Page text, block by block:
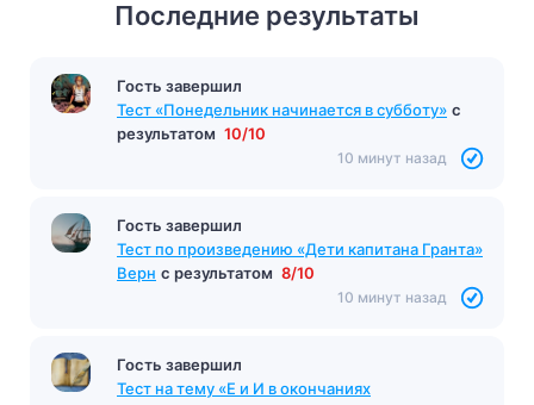
Последние результаты
Гость завершил
Тест «Понедельник начинается в субботу» с
результатом 10/10
10 минут назад
Гость завершил
Тест по произведению «Дети капитана Гранта»
Верн с результатом 8/10
10 минут назад
Гость завершил
Тест на тему «Е и И в окончаниях